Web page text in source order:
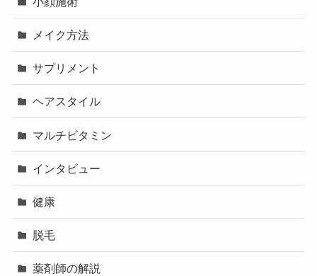
メイク方法
サプリメント
ヘアスタイル
マルチビタミン
インタビュー
健康
脱毛
薬剤師の解説